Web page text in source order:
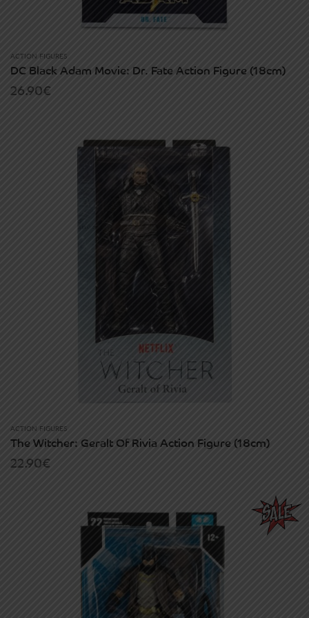
ACTION FIGURES
DC Black Adam Movie: Dr. Fate Action Figure (18cm)
26.90€
ACTION FIGURES
The Witcher: Geralt Of Rivia Action Figure (18cm)
22.90€